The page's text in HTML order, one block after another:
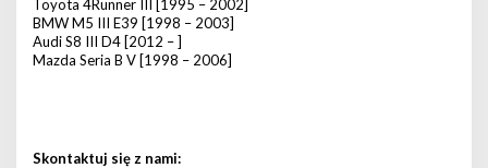
Toyota 4Runner III [1995 – 2002]
BMW M5 III E39 [1998 – 2003]
Audi S8 III D4 [2012 – ]
Mazda Seria B V [1998 – 2006]
Skontaktuj się z nami: